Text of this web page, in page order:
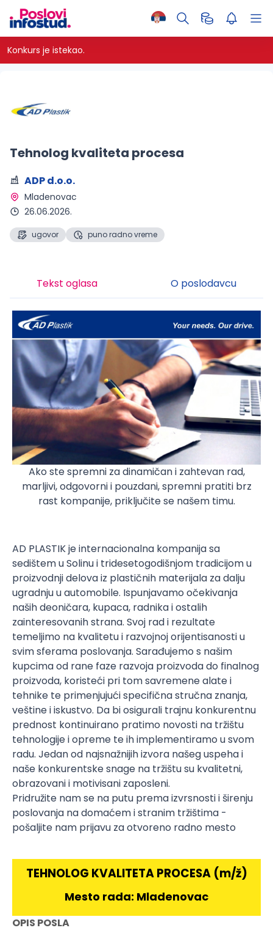
Konkurs je istekao.
Tehnolog kvaliteta procesa
ADP d.o.o.
Mladenovac
26.06.2026.
ugovor puno radno vreme
Tekst oglasa O poslodavcu
Ako ste spremni za dinamičan i zahtevan rad,
marljivi, odgovorni i pouzdani, spremni pratiti brz
rast kompanije, priključite se našem timu.
AD PLASTIK je internacionalna kompanija sa
sedištem u Solinu i tridesetogodišnjom tradicijom u
proizvodnji delova iz plastičnih materijala za dalju
ugradnju u automobile. Ispunjavamo očekivanja
naših deoničara, kupaca, radnika i ostalih
zainteresovanih strana. Svoj rad i rezultate
temeljimo na kvalitetu i razvojnoj orijentisanosti u
svim sferama poslovanja. Sarađujemo s našim
kupcima od rane faze razvoja proizvoda do finalnog
proizvoda, koristeći pri tom savremene alate i
tehnike te primenjujući specifična stručna znanja,
veštine i iskustvo. Da bi osigurali trajnu konkurentnu
prednost kontinuirano pratimo novosti na tržištu
tehnologije i opreme te ih implementiramo u svom
radu. Jedan od najsnažnijih izvora našeg uspeha i
naše konkurentske snage na tržištu su kvalitetni,
obrazovani i motivisani zaposleni.
Pridružite nam se na putu prema izvrsnosti i širenju
poslovanja na domaćem i stranim tržištima -
pošaljite nam prijavu za otvoreno radno mesto
TEHNOLOG KVALITETA PROCESA (m/ž)
Mesto rada: Mladenovac
OPIS POSLA